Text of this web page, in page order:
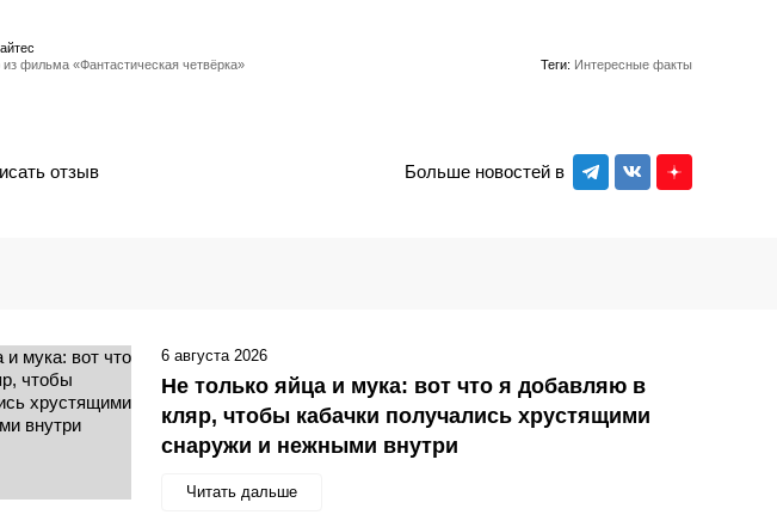
фильма «Фантастическая четвёрка»
Теги: Интересные факты
Больше новостей в
отзыв
Не только яйца и мука: вот что я добавляю в
кляр, чтобы кабачки получались хрустящими
снаружи и нежными внутри
Читать дальше
6 августа 2026